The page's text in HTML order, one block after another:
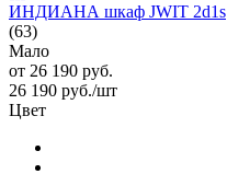
ИНДИАНА шкаф JWIT 2d1s
(63)
Мало
от 26 190 руб.
26 190 руб./шт
Цвет